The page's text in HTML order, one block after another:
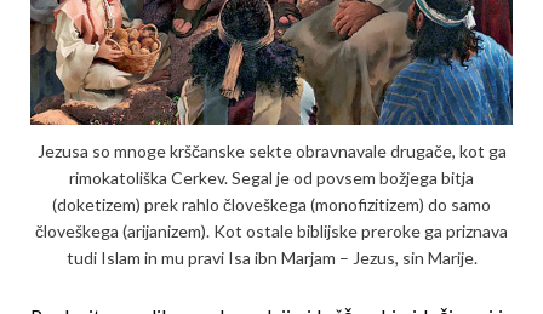
Jezusa so mnoge krščanske sekte obravnavale dru­gače, kot ga
rimokatoliška Cerkev. Segal je od povsem božjega bitja
(doketizem) prek rahlo človeš­kega (monofizitizem) do samo
človeškega (arija­nizem). Kot ostale biblijske preroke ga priznava
tudi Islam in mu pravi Isa ibn Marjam – Jezus, sin Marije.